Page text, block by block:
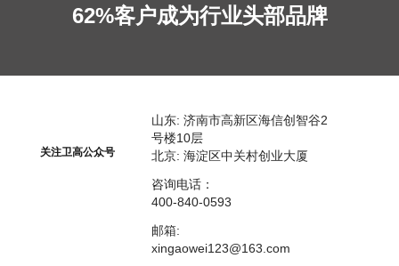
62%客户成为行业头部品牌
关注卫高公众号
山东: 济南市高新区海信创智谷2
号楼10层
北京: 海淀区中关村创业大厦
咨询电话：
400-840-0593​
邮箱:
xingaowei123@163.com